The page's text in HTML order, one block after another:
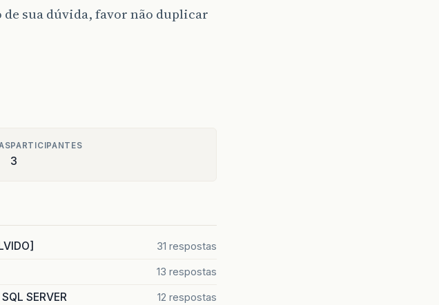
sua dúvida, favor não duplicar
PARTICIPANTES
3
31 respostas
13 respostas
SERVER 12 respostas